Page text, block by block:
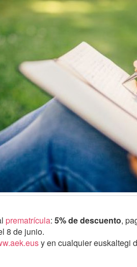
prematrícula: 5% de descuento,
8 de junio.
y en cualquier euskaltegi